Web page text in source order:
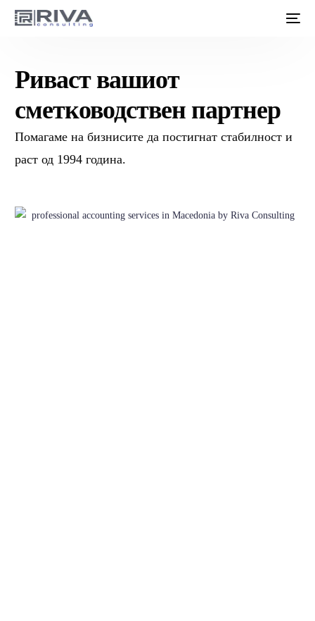
Риваст вашиот
сметководствен партнер
Помагаме на бизнисите да постигнат стабилност и
раст од 1994 година.